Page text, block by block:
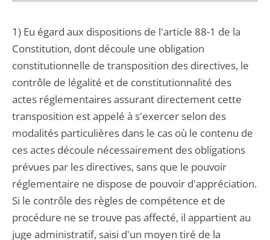
1) Eu égard aux dispositions de l'article 88-1 de la
Constitution, dont découle une obligation
constitutionnelle de transposition des directives, le
contrôle de légalité et de constitutionnalité des
actes réglementaires assurant directement cette
transposition est appelé à s'exercer selon des
modalités particulières dans le cas où le contenu de
ces actes découle nécessairement des obligations
prévues par les directives, sans que le pouvoir
réglementaire ne dispose de pouvoir d'appréciation.
Si le contrôle des règles de compétence et de
procédure ne se trouve pas affecté, il appartient au
juge administratif, saisi d'un moyen tiré de la